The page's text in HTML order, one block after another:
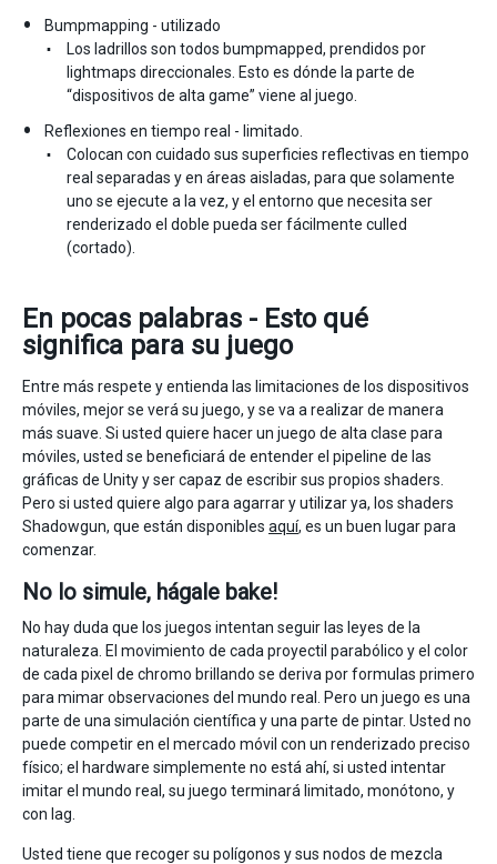
Bumpmapping - utilizado
Los ladrillos son todos bumpmapped, prendidos por
lightmaps direccionales. Esto es dónde la parte de
“dispositivos de alta game” viene al juego.
Reflexiones en tiempo real - limitado.
Colocan con cuidado sus superficies reflectivas en tiempo
real separadas y en áreas aisladas, para que solamente
uno se ejecute a la vez, y el entorno que necesita ser
renderizado el doble pueda ser fácilmente culled
(cortado).
En pocas palabras - Esto qué
significa para su juego
Entre más respete y entienda las limitaciones de los dispositivos
móviles, mejor se verá su juego, y se va a realizar de manera
más suave. Si usted quiere hacer un juego de alta clase para
móviles, usted se beneficiará de entender el pipeline de las
gráficas de Unity y ser capaz de escribir sus propios shaders.
Pero si usted quiere algo para agarrar y utilizar ya, los shaders
Shadowgun, que están disponibles aquí, es un buen lugar para
comenzar.
No lo simule, hágale bake!
No hay duda que los juegos intentan seguir las leyes de la
naturaleza. El movimiento de cada proyectil parabólico y el color
de cada pixel de chromo brillando se deriva por formulas primero
para mimar observaciones del mundo real. Pero un juego es una
parte de una simulación científica y una parte de pintar. Usted no
puede competir en el mercado móvil con un renderizado preciso
físico; el hardware simplemente no está ahí, si usted intentar
imitar el mundo real, su juego terminará limitado, monótono, y
con lag.
Usted tiene que recoger su polígonos y sus nodos de mezcla